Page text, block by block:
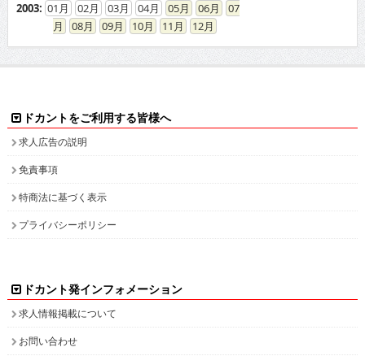
2003: 01 02 03 04 05 06
07
08
09 10 11 12
ドカントをご利用する皆様へ
求人広告の説明
免責事項
特商法に基づく表示
プライバシーポリシー
ドカント発インフォメーション
求人情報掲載について
お問い合わせ